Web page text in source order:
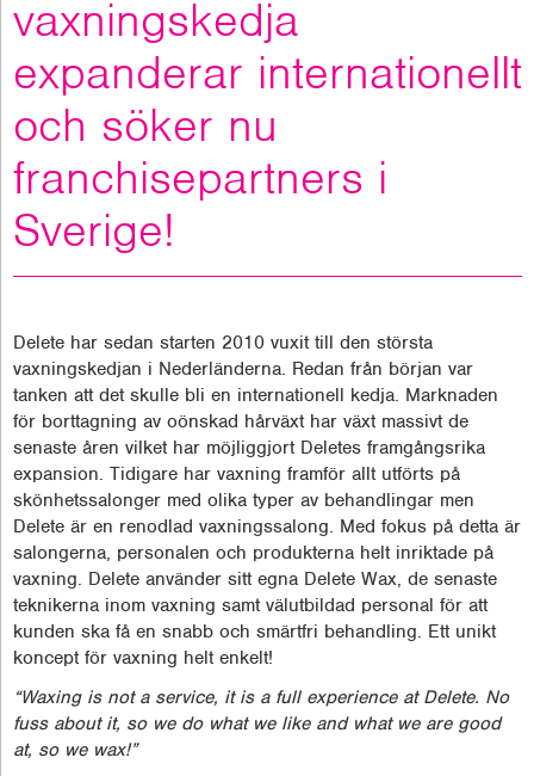
vaxningskedja
expanderar internationellt
och söker nu
franchisepartners i
Sverige!
Delete har sedan starten 2010 vuxit till den största
vaxningskedjan i Nederländerna. Redan från början var
tanken att det skulle bli en internationell kedja. Marknaden
för borttagning av oönskad hårväxt har växt massivt de
senaste åren vilket har möjliggjort Deletes framgångsrika
expansion. Tidigare har vaxning framför allt utförts på
skönhetssalonger med olika typer av behandlingar men
Delete är en renodlad vaxningssalong. Med fokus på detta är
salongerna, personalen och produkterna helt inriktade på
vaxning. Delete använder sitt egna Delete Wax, de senaste
teknikerna inom vaxning samt välutbildad personal för att
kunden ska få en snabb och smärtfri behandling. Ett unikt
koncept för vaxning helt enkelt!
“Waxing is not a service, it is a full experience at Delete. No
fuss about it, so we do what we like and what we are good
at, so we wax!”